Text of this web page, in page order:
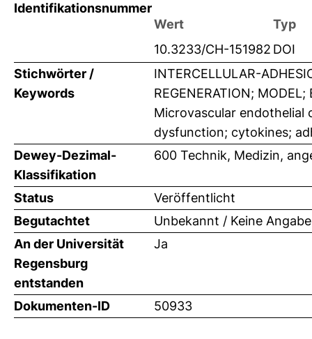
Identifikationsnummer
Wert
Typ
10.3233/CH-151982 DOI
Stichwörter /
Keywords
INTERCELLULAR-
REGENERATION;
Microvascular endothelial
dysfunction; cytokines;
Dewey-Dezimal-
Klassifikation
600 Technik, Medizin,
Status
Veröffentlicht
Begutachtet
Unbekannt / Keine Angabe
An der Universität
Regensburg
entstanden
Ja
Dokumenten-ID 50933